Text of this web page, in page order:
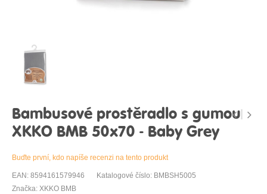
Bambusové prostěradlo s gumou
XKKO BMB 50x70 - Baby Grey
Buďte první, kdo napíše recenzi na tento produkt
EAN: 8594161579946
Katalogové číslo: BMBSH5005
Značka: XKKO BMB